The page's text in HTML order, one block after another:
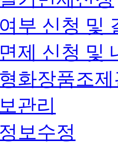
부 신청 및
제 신청 및
화장품조
관리
보수정